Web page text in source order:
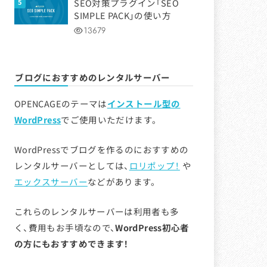
SEO対策プラグイン「SEO
SIMPLE PACK」の使い方
13679
ブログにおすすめのレンタルサーバー
OPENCAGEのテーマはインストール型の
WordPressでご使用いただけます。
WordPressでブログを作るのにおすすめの
レンタルサーバーとしては、 ロリポップ！ や
エックスサーバーなどがあります。
これらのレンタルサーバーは利用者も多
く、費用もお手頃なので、WordPress初心者
の方にもおすすめできます！